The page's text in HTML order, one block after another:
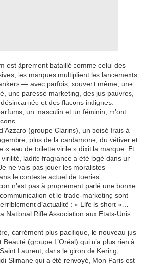
est âprement bataillé comme celui des
les marques multiplient les lancements
— avec parfois, souvent même, une
une paresse marketing, des jus pauvres,
et des flacons indignes.
un masculin et un féminin, m’ont
(groupe Clarins), un boisé frais à
plus de la cardamone, du vétiver et
« eau de toilette virile » dixit la marque. Et
ladite fragrance a été logé dans un
ne vais pas jouer les moralistes
le contexte actuel de tueries
n’est pas à proprement parlé une bonne
et le trade-marketing sont
d’actualité : « Life is short »…
National Rifle Association aux Etats-Unis
carrément plus pacifique, le nouveau jus
Beauté (groupe L’Oréal) qui n’a plus rien à
Laurent, dans le giron de Kering,
Slimane qui a été renvoyé, Mon Paris est